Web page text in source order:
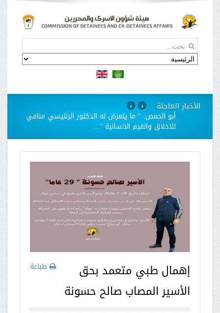
الأخبار العاجلة
استمرار مسلسل الانتهاكات بحق الاسيرات في سجن
"الدامون"
› ‹
طباعة
إهمال طبي متعمد بحق
الأسير المصاب صالح حسونة